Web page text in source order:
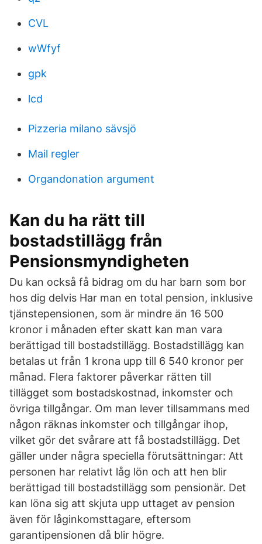
CVL
wWfyf
gpk
lcd
Pizzeria milano sävsjö
Mail regler
Organdonation argument
Kan du ha rätt till
bostadstillägg från
Pensionsmyndigheten
Du kan också få bidrag om du har barn som bor
hos dig delvis Har man en total pension, inklusive
tjänstepensionen, som är mindre än 16 500
kronor i månaden efter skatt kan man vara
berättigad till bostadstillägg. Bostadstillägg kan
betalas ut från 1 krona upp till 6 540 kronor per
månad. Flera faktorer påverkar rätten till
tillägget som bostadskostnad, inkomster och
övriga tillgångar. Om man lever tillsammans med
någon räknas inkomster och tillgångar ihop,
vilket gör det svårare att få bostadstillägg. Det
gäller under några speciella förutsättningar: Att
personen har relativt låg lön och att hen blir
berättigad till bostadstillägg som pensionär. Det
kan löna sig att skjuta upp uttaget av pension
även för låginkomsttagare, eftersom
garantipensionen då blir högre.